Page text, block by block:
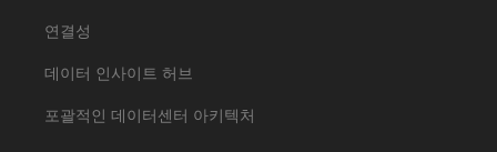
연결성
데이터 인사이트 허브
포괄적인 데이터센터 아키텍처